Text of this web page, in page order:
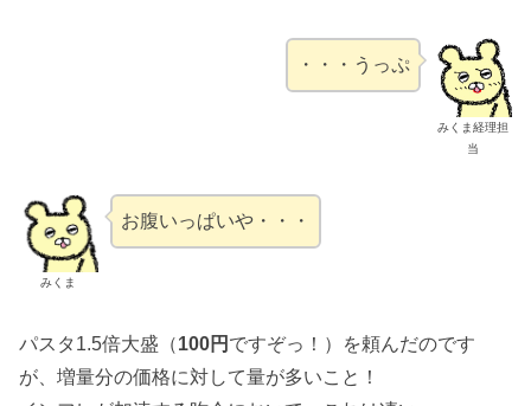
みくま経理担
当
・・・うっぷ
みくま
お腹いっぱいや・・・
パスタ1.5倍大盛（100円 ですぞっ！）を頼んだのです
が、増量分の価格に対して量が多いこと！